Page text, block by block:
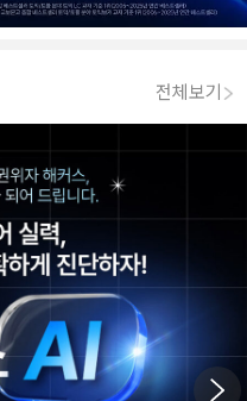
전체보기